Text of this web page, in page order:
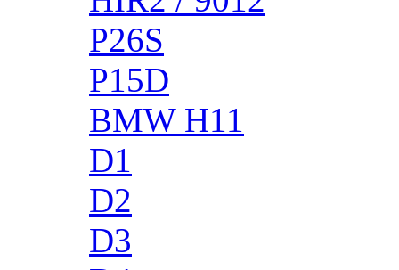
P26S
P15D
BMW H11
D1
D2
D3